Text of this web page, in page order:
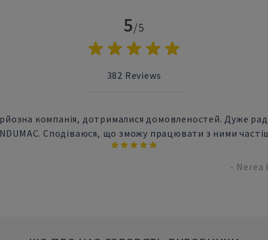
5/5
382 Reviews
компанія, дотрималися домовленостей. Дуже
Сподіваюся, що зможу працювати з ними
- Nerea